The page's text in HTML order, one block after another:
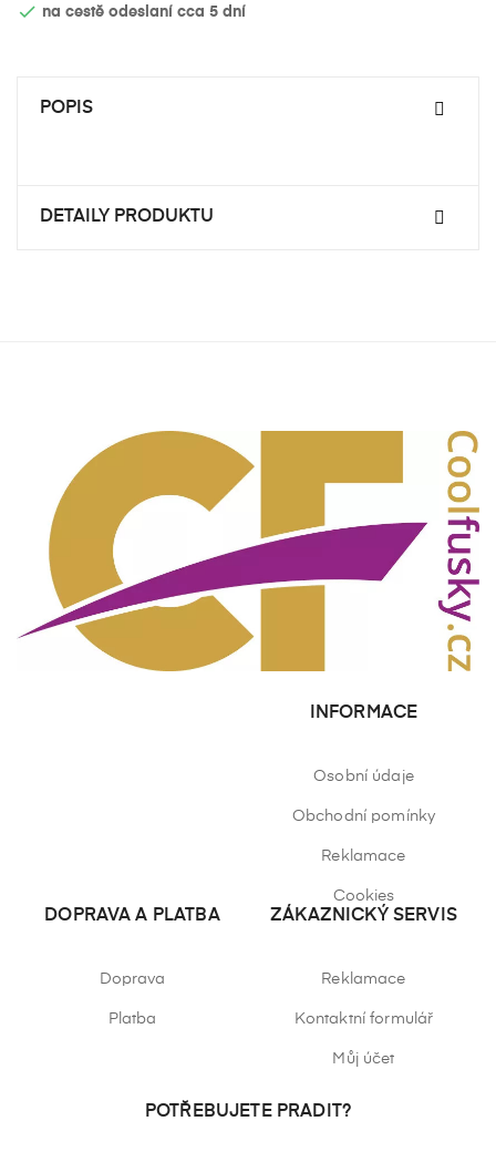
 na cestě odeslaní cca 5 dní
POPIS
DETAILY PRODUKTU
INFORMACE
Osobní údaje
Obchodní pomínky
Reklamace
Cookies
DOPRAVA A PLATBA
Doprava
Platba
ZÁKAZNICKÝ SERVIS
Reklamace
Kontaktní formulář
Můj účet
POTŘEBUJETE PRADIT?